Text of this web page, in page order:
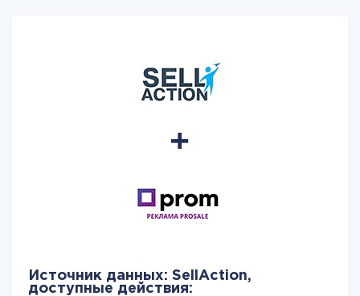
Источник данных: SellAction,
доступные действия: